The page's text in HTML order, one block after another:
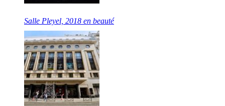
Salle Pleyel, 2018 en beauté